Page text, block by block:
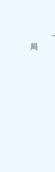
市青
局
年6